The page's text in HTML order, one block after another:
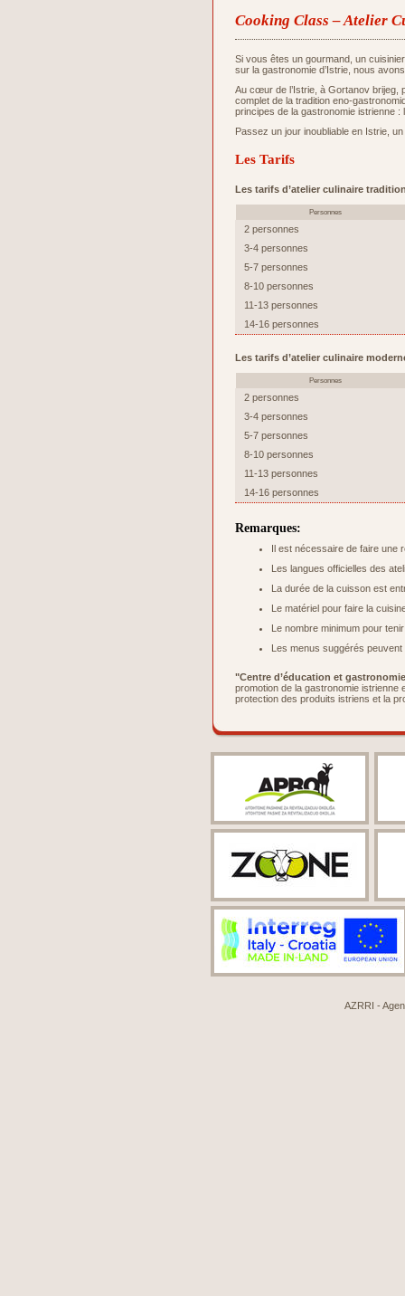
Cooking Class – Atelier
Si vous êtes un gourmand, un
sur la gastronomie d’Istrie, nous
Au cœur de l’Istrie, à Gortanov brijeg,
complet de la tradition eno-
principes de la gastronomie istrienne
Passez un jour inoubliable en Istrie,
Les Tarifs
Les tarifs d’atelier culinaire
Personnes
2 personnes
3-4 personnes
5-7 personnes
8-10 personnes
11-13 personnes
14-16 personnes
Les tarifs d’atelier culinaire
Personnes
2 personnes
3-4 personnes
5-7 personnes
8-10 personnes
11-13 personnes
14-16 personnes
Remarques:
Il est nécessaire de faire une
Les langues officielles des
La durée de la cuisson est
Le matériel pour faire la
Le nombre minimum pour tenir
Les menus suggérés
"Centre d’éducation et
promotion de la gastronomie istrienne
protection des produits istriens et la
AZRRI -